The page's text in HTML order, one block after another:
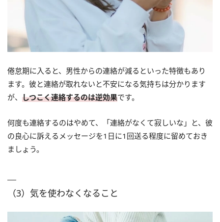
倦怠期に入ると、男性からの連絡が減るといった特徴もあり
ます。彼と連絡が取れないと不安になる気持ちは分かります
が、 しつこく連絡するのは逆効果です。
何度も連絡するのはやめて、「連絡がなくて寂しいな」と、彼
の良心に訴えるメッセージを1日に1回送る程度に留めておき
ましょう。
（3）気を使わなくなること